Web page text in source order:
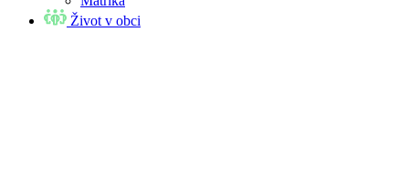
Život v obci